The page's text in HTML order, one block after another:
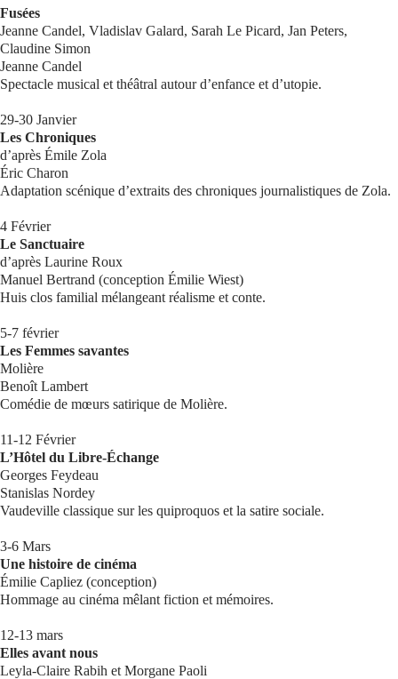
Fusées
Jeanne Candel, Vladislav Galard, Sarah Le Picard, Jan Peters,
Claudine Simon
Jeanne Candel
Spectacle musical et théâtral autour d’enfance et d’utopie.
29-30 Janvier
Les Chroniques
d’après Émile Zola
Éric Charon
Adaptation scénique d’extraits des chroniques journalistiques de Zola.
4 Février
Le Sanctuaire
d’après Laurine Roux
Manuel Bertrand (conception Émilie Wiest)
Huis clos familial mélangeant réalisme et conte.
5-7 février
Les Femmes savantes
Molière
Benoît Lambert
Comédie de mœurs satirique de Molière.
11-12 Février
L’Hôtel du Libre-Échange
Georges Feydeau
Stanislas Nordey
Vaudeville classique sur les quiproquos et la satire sociale.
3-6 Mars
Une histoire de cinéma
Émilie Capliez (conception)
Hommage au cinéma mêlant fiction et mémoires.
12-13 mars
Elles avant nous
Leyla-Claire Rabih et Morgane Paoli